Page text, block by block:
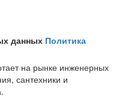
данных Политика
на рынке инженерных
сантехники и